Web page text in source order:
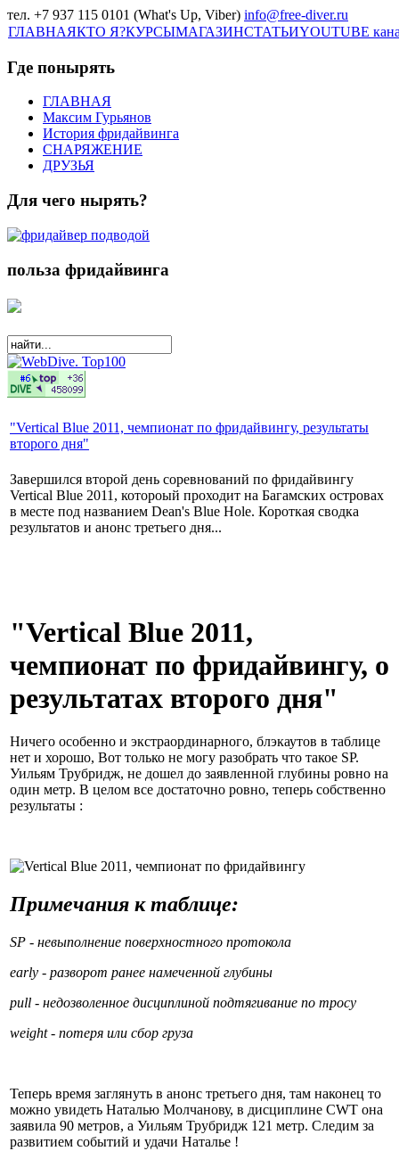
тел. +7 937 115 0101 (What's Up, Viber) info@free-diver.ru
ГЛАВНАЯКТО Я?КУРСЫМАГАЗИНСТАТЬИYOUTUBE
Где понырять
ГЛАВНАЯ
Максим Гурьянов
История фридайвинга
СНАРЯЖЕНИЕ
ДРУЗЬЯ
Для чего нырять?
польза фридайвинга
"Vertical Blue 2011, чемпионат по фридайвингу, результаты
второго дня"
Завершился второй день соревнований по фридайвингу
Vertical Blue 2011, котороый проходит на Багамских островах
в месте под названием Dean's Blue Hole. Короткая сводка
результатов и анонс третьего дня...
"Vertical Blue 2011,
чемпионат по фридайвингу, о
результатах второго дня"
Ничего особенно и экстраординарного, блэкаутов в таблице
нет и хорошо, Вот только не могу разобрать что такое SP.
Уильям Трубридж, не дошел до заявленной глубины ровно на
один метр. В целом все достаточно ровно, теперь собственно
результаты :
Примечания к таблице:
SP - невыполнение поверхностного протокола
early - разворот ранее намеченной глубины
pull - недозволенное дисциплиной подтягивание по тросу
weight - потеря или сбор груза
Теперь время заглянуть в анонс третьего дня, там наконец то
можно увидеть Наталью Молчанову, в дисциплине CWT она
заявила 90 метров, а Уильям Трубридж 121 метр. Следим за
развитием событий и удачи Наталье !